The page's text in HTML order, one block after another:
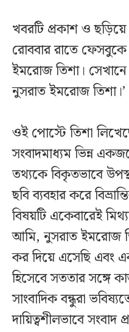
খবরটি প্রকাশ ও
রোববার রাতে
ইমরোজ তিশা।
নুসরাত ইমরোজ তিশা।’
ওই পোস্টে তিশা
সংবাদমাধ্যম ভিন্ন
তথ্যকে বিকৃতভাবে
ছবি ব্যবহার করে
বিষয়টি একেবারেই
আমি, নুসরাত ইমরোজ
কর দিয়ে এসেছি এবং
হিসেবে সততার সঙ্গে
সাংবাদিক বন্ধুরা
দায়িত্বশীলভাবে সংবাদ